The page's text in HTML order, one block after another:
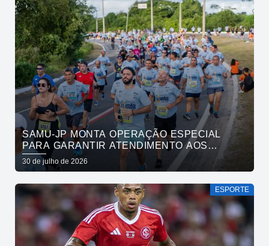
SAMU-JP MONTA OPERAÇÃO ESPECIAL
PARA GARANTIR ATENDIMENTO AOS
ATLETAS DA MARATONA INTERNACIONAL
DE JOÃO PESSOA
30 de julho de 2026
ESPORTE